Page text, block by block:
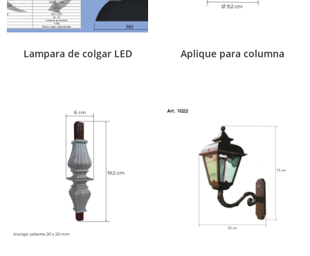
Lampara de colgar LED Aplique para columna